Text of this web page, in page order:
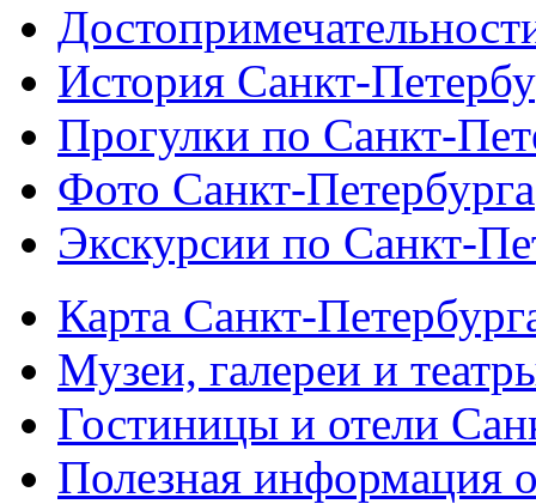
История Санкт-
Прогулки по Санкт-
Фото Санкт-Петербурга
Экскурсии по Санкт-
Карта Санкт-
Музеи, галереи и
Гостиницы и отели
Полезная информация